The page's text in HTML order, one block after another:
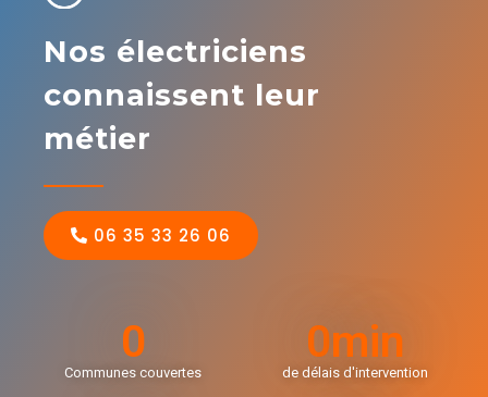
Nos électriciens
connaissent leur
métier
06 35 33 26 06
0
Communes couvertes
0min
de délais d'intervention